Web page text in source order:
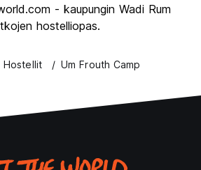
- kaupungin Wadi Rum
hostelliopas.
Hostellit Um Frouth Camp